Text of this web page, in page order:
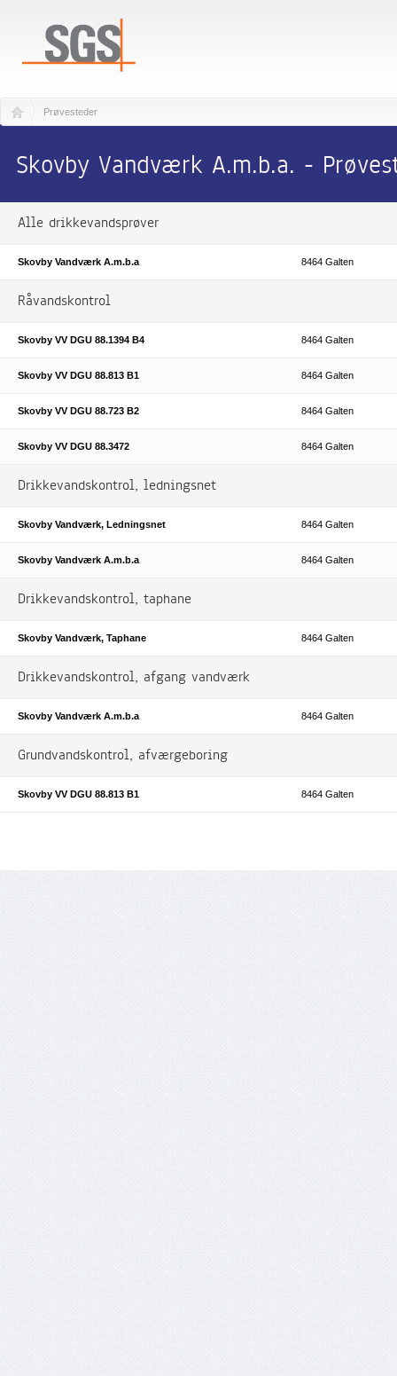
Prøvesteder
Skovby Vandværk A.m.b.a. -
Alle drikkevandsprøver
Skovby Vandværk A.m.b.a 8464 Galten
Råvandskontrol
Skovby VV DGU 88.1394 B4 8464 Galten
Skovby VV DGU 88.813 B1 8464 Galten
Skovby VV DGU 88.723 B2 8464 Galten
Skovby VV DGU 88.3472 8464 Galten
Drikkevandskontrol, ledningsnet
Skovby Vandværk, Ledningsnet 8464 Galten
Skovby Vandværk A.m.b.a 8464 Galten
Drikkevandskontrol, taphane
Skovby Vandværk, Taphane 8464 Galten
Drikkevandskontrol, afgang vandværk
Skovby Vandværk A.m.b.a 8464 Galten
Grundvandskontrol, afværgeboring
Skovby VV DGU 88.813 B1 8464 Galten